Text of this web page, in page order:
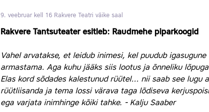
9. veebruar kell 16 Rakvere Teatri väike saal
Rakvere Tantsuteater esitleb: Raudmehe piparkoogid
Vahel arvatakse, et leidub inimesi, kel puudub
armastama. Aga kuhu jääks siis lootus ja õnneliku
Elas kord sõdades kalestunud rüütel... nii saab see lugu
rüütliisanda ja tema lossi värava taga lõdiseva
ega varjata inimhinge kõiki tahke. - Kalju Saaber